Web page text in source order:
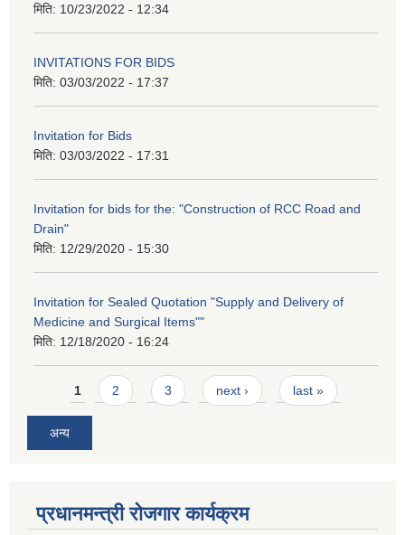
मिति: 10/23/2022 - 12:34
INVITATIONS FOR BIDS
मिति: 03/03/2022 - 17:37
Invitation for Bids
मिति: 03/03/2022 - 17:31
Invitation for bids for the: "Construction of RCC Road and
Drain"
मिति: 12/29/2020 - 15:30
Invitation for Sealed Quotation "Supply and Delivery of
Medicine and Surgical Items""
मिति: 12/18/2020 - 16:24
Pages
1 2 3 next › last »
अन्य
प्रधानमन्त्री रोजगार कार्यक्रम